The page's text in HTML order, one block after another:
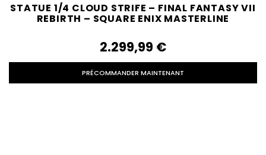
STATUE 1/4 CLOUD STRIFE – FINAL FANTASY VII
REBIRTH – SQUARE ENIX MASTERLINE
2.299,99‎ ‎€
PRÉCOMMANDER MAINTENANT